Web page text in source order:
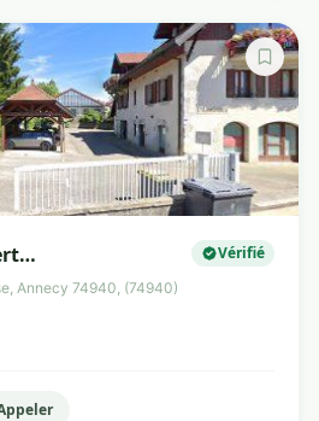
Cluses
Vérifié
Annecy 74940, (74940)